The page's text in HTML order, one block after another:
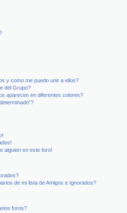
y como me puedo unir a ellos?
del Grupo?
aparecen en diferentes colores?
alguien en este foro!
de mi lista de Amigos e Ignorados?
foros?